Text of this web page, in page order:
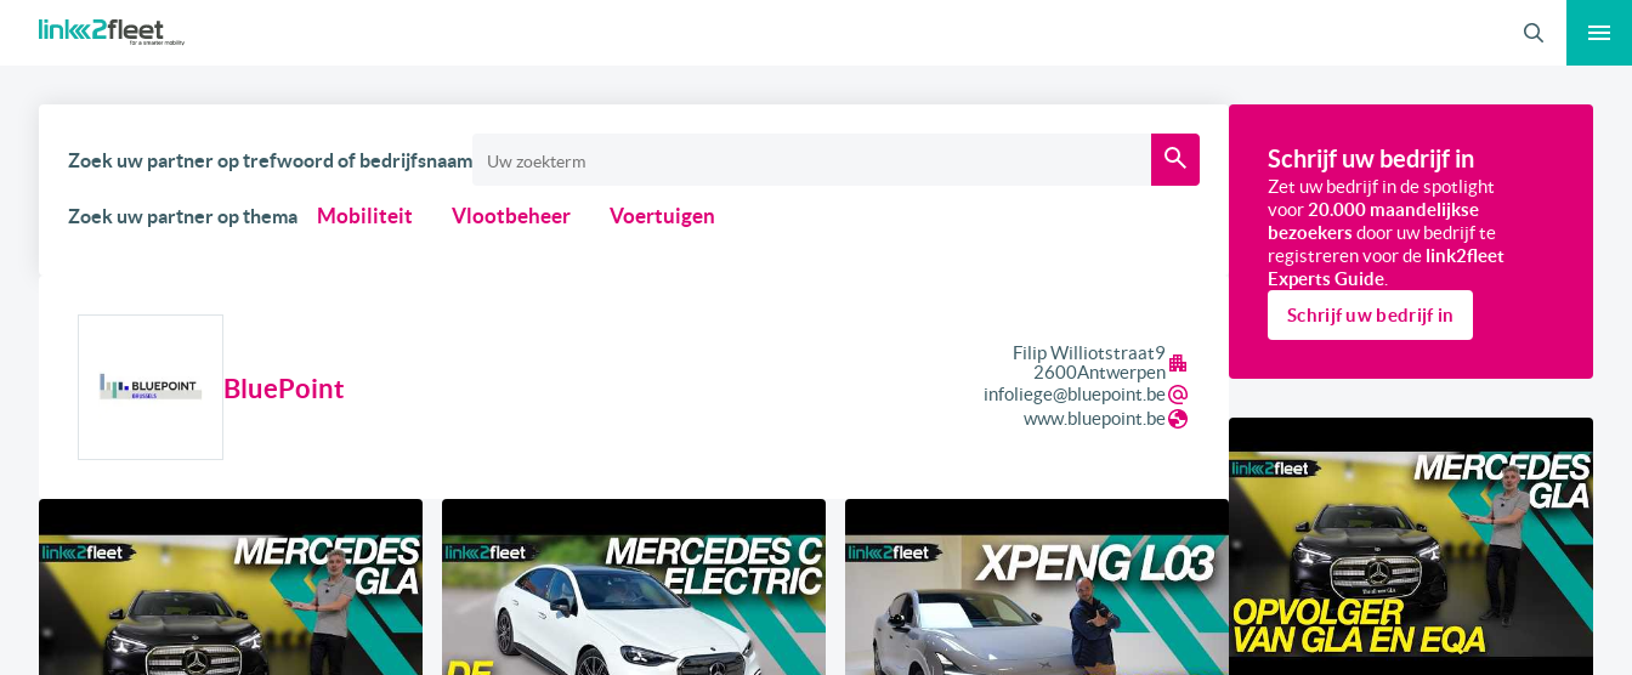
Zoek uw partner op trefwoord of bedrijfsnaam
Zoek uw partner op thema Mobiliteit Vlootbeheer Voertuigen
BluePoint
Filip Williotstraat9
2600Antwerpen
infoliege@bluepoint.be
www.bluepoint.be
Schrijf uw bedrijf in
Zet uw bedrijf in de spotlight
voor20.000 maandelijkse
bezoekers door uw bedrijf te
registreren voor de link2fleet
Experts Guide.
Schrijf uw bedrijf in